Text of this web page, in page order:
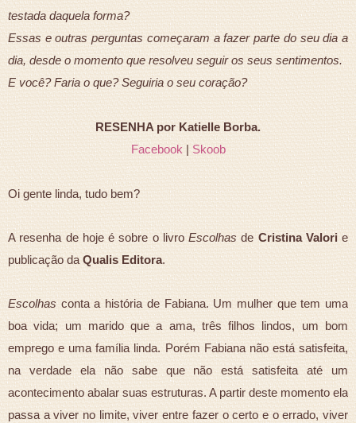
testada daquela forma?
Essas e outras perguntas começaram a fazer parte do seu dia a
dia, desde o momento que resolveu seguir os seus sentimentos.
E você? Faria o que? Seguiria o seu coração?
RESENHA por Katielle Borba.
Facebook| Skoob
Oi gente linda, tudo bem?
A resenha de hoje é sobre o livro Escolhasde Cristina Valori e
publicação daQualis Editora.
Escolhasconta a história de Fabiana. Um mulher que tem uma
boa vida; um marido que a ama, três filhos lindos, um bom
emprego e uma família linda. Porém Fabiana não está satisfeita,
na verdade ela não sabe que não está satisfeita até um
acontecimento abalar suas estruturas. A partir deste momento ela
passa a viver no limite, viver entre fazer o certo e o errado, viver